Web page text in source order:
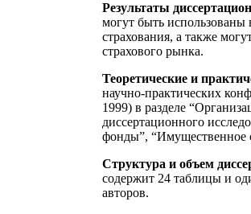
Результаты
могут быть
страхования, а также
страхового рынка.
Теоретические и
научно-практических
1999) в разделе
диссертационного
фонды”, “Имущественное
Структура и объем
содержит 24 таблицы и
авторов.